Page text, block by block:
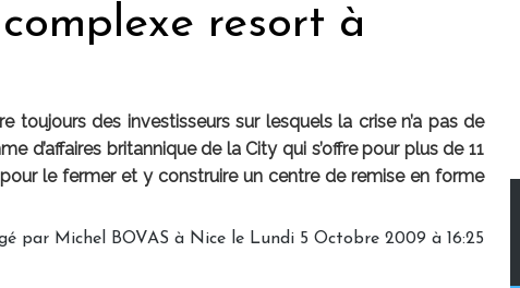
resort à
toujours des investisseurs sur lesquels la crise n’a pas de
d’affaires britannique de la City qui s’offre pour plus de 11
le fermer et y construire un centre de remise en forme
par Michel BOVAS à Nice le Lundi 5 Octobre 2009 à 16:25